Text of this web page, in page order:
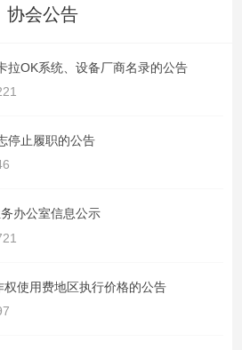
协会公告
拉OK系统、设备厂商名录的公告
停止履职的公告
办公室信息公示
使用费地区执行价格的公告